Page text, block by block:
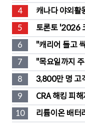
도 판매
4
캐나다 야외
처법은?
5
토론토 '2026
6
"캐리어 들고
훔친 물건 재유
7
"목요일까지
고
8
3,800만 명 고
단소송 직면
9
CRA 해킹 피
10
리튬이온 배터
생